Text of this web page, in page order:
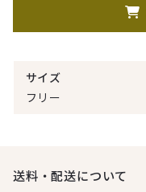
サイズ
フリー
送料・配送について